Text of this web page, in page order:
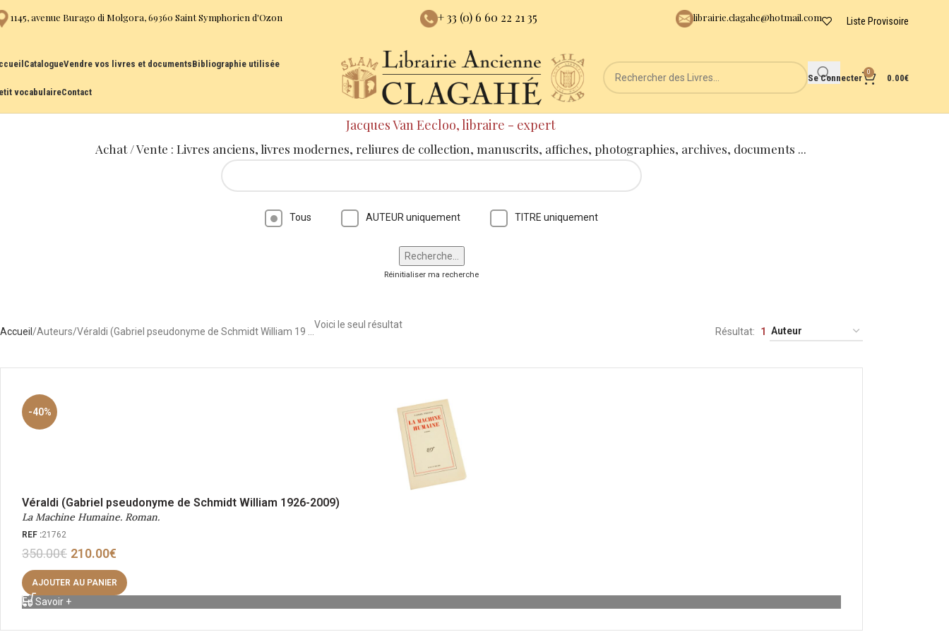
1145, avenue Burago di Molgora, 69360 Saint Symphorien d'Ozon + 33 (0) 6 60 22 21 35 librairie.clagahe@hotmail.com Liste Provisoire
CatalogueVendre vos livres et documentsBibliographie utilisée
vocabulaireContact
Se Connecter
0
0.00€
Jacques Van Eecloo, libraire - expert
Achat / Vente : Livres anciens, livres modernes, reliures de collection, manuscrits, affiches, photographies, archives, documents ...
Tous AUTEUR uniquement TITRE uniquement
Réinitialiser ma recherche
Accueil Auteurs Véraldi (Gabriel pseudonyme de Schmidt William 19 …
Voici le seul résultat
Résultat 1
-40%
Véraldi (Gabriel pseudonyme de Schmidt William 1926-2009)
La Machine Humaine. Roman.
REF :21762
350.00€ 210.00€
AJOUTER AU PANIER
En Savoir +